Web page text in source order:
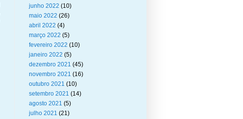
junho 2022 (10)
maio 2022 (26)
abril 2022 (4)
março 2022 (5)
fevereiro 2022 (10)
janeiro 2022 (5)
dezembro 2021 (45)
novembro 2021 (16)
outubro 2021 (10)
setembro 2021 (14)
agosto 2021 (5)
julho 2021 (21)